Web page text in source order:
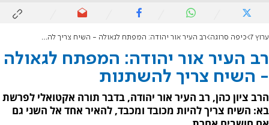
ערוץ 7 כיפה סרוגה רב העיר אור יהודה: המפתח לגאולה - השיח צריך להשתנות
רב העיר אור יהודה: המפתח לגאולה
- השיח צריך להשתנות
הרב ציון כהן, רב העיר אור יהודה, בדבר תורה אקטואלי לפרשת
בא: השיח צריך להיות מכובד ומכבד, להאיר אחד אל השני גם